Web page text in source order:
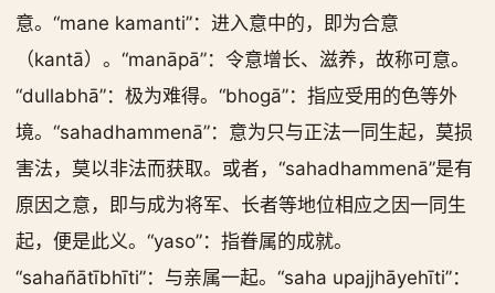
意。“mane kamanti”：进入意中的，即为合意
（kantā）。“manāpā”：令意增长、滋养，故称可意。
“dullabhā”：极为难得。“bhogā”：指应受用的色等外
境。“sahadhammenā”：意为只与正法一同生起，莫损
害法，莫以非法而获取。或者，“sahadhammenā”是有
原因之意，即与成为将军、长者等地位相应之因一同生
起，便是此义。“yaso”：指眷属的成就。
“sahañātībhīti”：与亲属一起。“saha upajjhāyehīti”：